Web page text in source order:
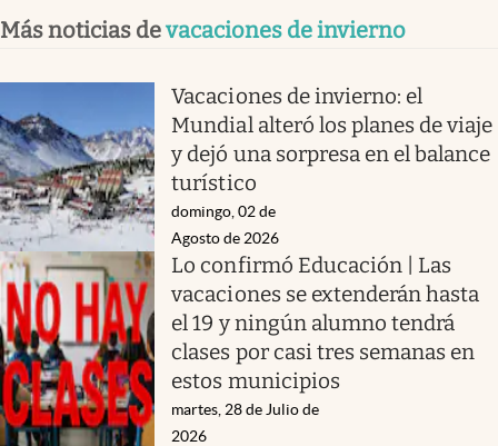
Más noticias devacaciones de invierno
Vacaciones de invierno: el
Mundial alteró los planes de viaje
y dejó una sorpresa en el balance
turístico
domingo, 02 de
Agosto de 2026
Lo confirmó Educación | Las
vacaciones se extenderán hasta
el 19 y ningún alumno tendrá
clases por casi tres semanas en
estos municipios
martes, 28 de Julio de
2026